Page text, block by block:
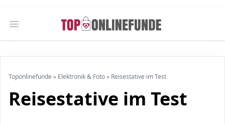
Open main menu
Toponlinefunde » Elektronik & Foto» Reisestative im Test
Reisestative im Test